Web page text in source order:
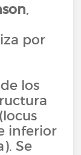
,
por
los
inferior
Se